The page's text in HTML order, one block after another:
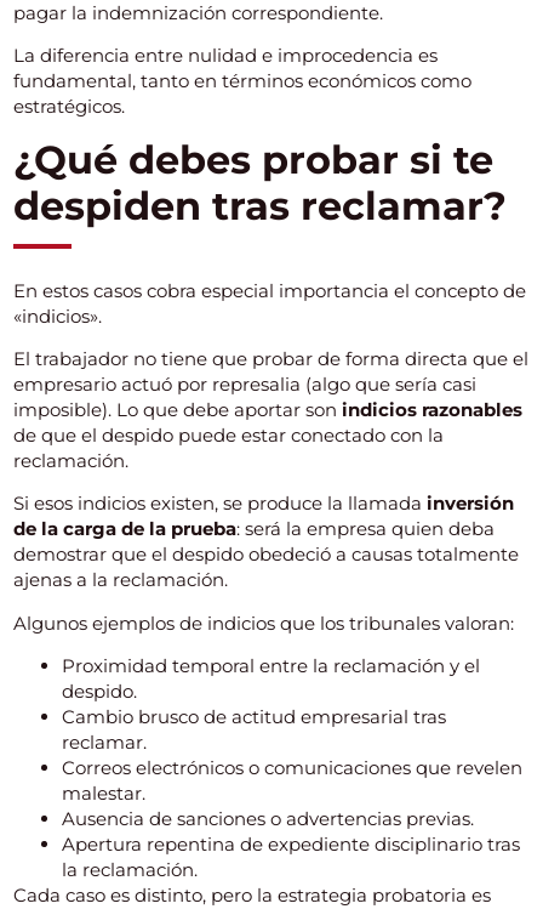
pagar la indemnización correspondiente.
La diferencia entre nulidad e improcedencia es
fundamental, tanto en términos económicos como
estratégicos.
¿Qué debes probar si te
despiden tras reclamar?
En estos casos cobra especial importancia el concepto de
«indicios».
El trabajador no tiene que probar de forma directa que el
empresario actuó por represalia (algo que sería casi
imposible). Lo que debe aportar sonindicios razonables
de que el despido puede estar conectado con la
reclamación.
Si esos indicios existen, se produce la llamadainversión
de la carga de la prueba: será la empresa quien deba
demostrar que el despido obedeció a causas totalmente
ajenas a la reclamación.
Algunos ejemplos de indicios que los tribunales valoran:
Proximidad temporal entre la reclamación y el
despido.
Cambio brusco de actitud empresarial tras
reclamar.
Correos electrónicos o comunicaciones que revelen
malestar.
Ausencia de sanciones o advertencias previas.
Apertura repentina de expediente disciplinario tras
la reclamación.
Cada caso es distinto, pero la estrategia probatoria es